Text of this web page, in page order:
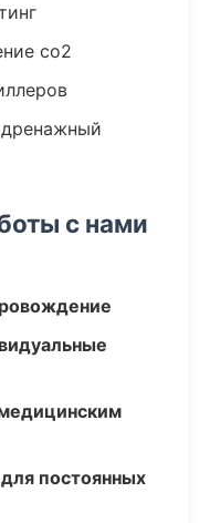
co2
с нами
постоянных